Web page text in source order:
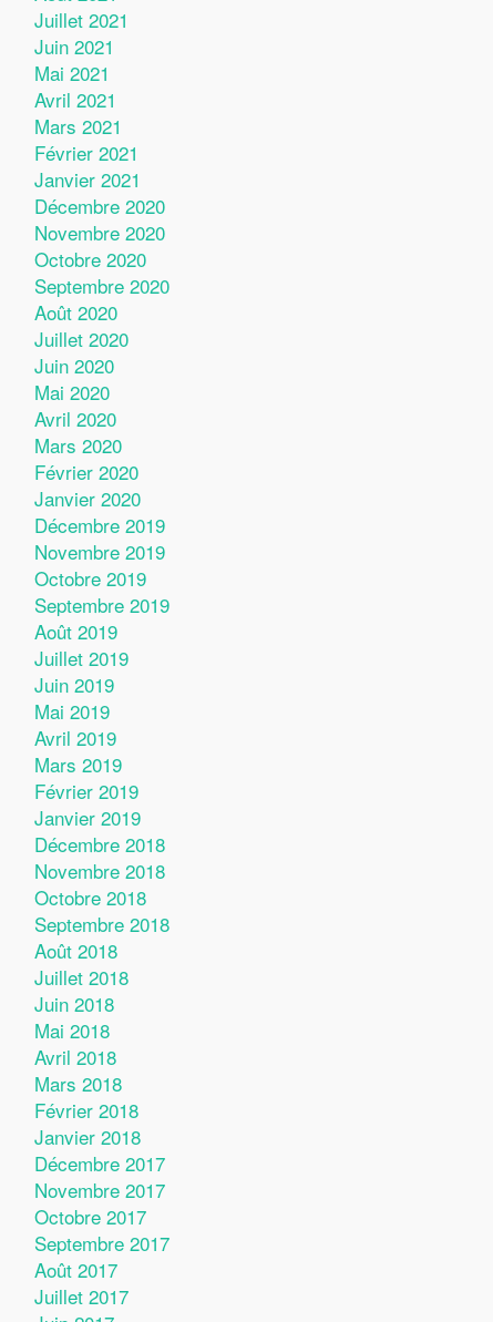
Juillet 2021
Juin 2021
Mai 2021
Avril 2021
Mars 2021
Février 2021
Janvier 2021
Décembre 2020
Novembre 2020
Octobre 2020
Septembre 2020
Août 2020
Juillet 2020
Juin 2020
Mai 2020
Avril 2020
Mars 2020
Février 2020
Janvier 2020
Décembre 2019
Novembre 2019
Octobre 2019
Septembre 2019
Août 2019
Juillet 2019
Juin 2019
Mai 2019
Avril 2019
Mars 2019
Février 2019
Janvier 2019
Décembre 2018
Novembre 2018
Octobre 2018
Septembre 2018
Août 2018
Juillet 2018
Juin 2018
Mai 2018
Avril 2018
Mars 2018
Février 2018
Janvier 2018
Décembre 2017
Novembre 2017
Octobre 2017
Septembre 2017
Août 2017
Juillet 2017